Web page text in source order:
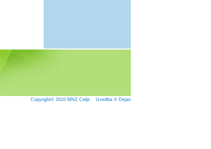
Copyright© 2010 MNZ Celje Izvedba © Dejan